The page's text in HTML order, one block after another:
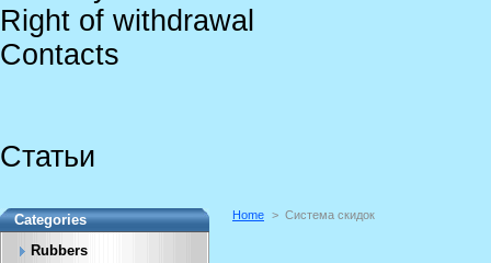
Right of withdrawal
Contacts
Статьи
Categories
Rubbers
Home > Система скидок